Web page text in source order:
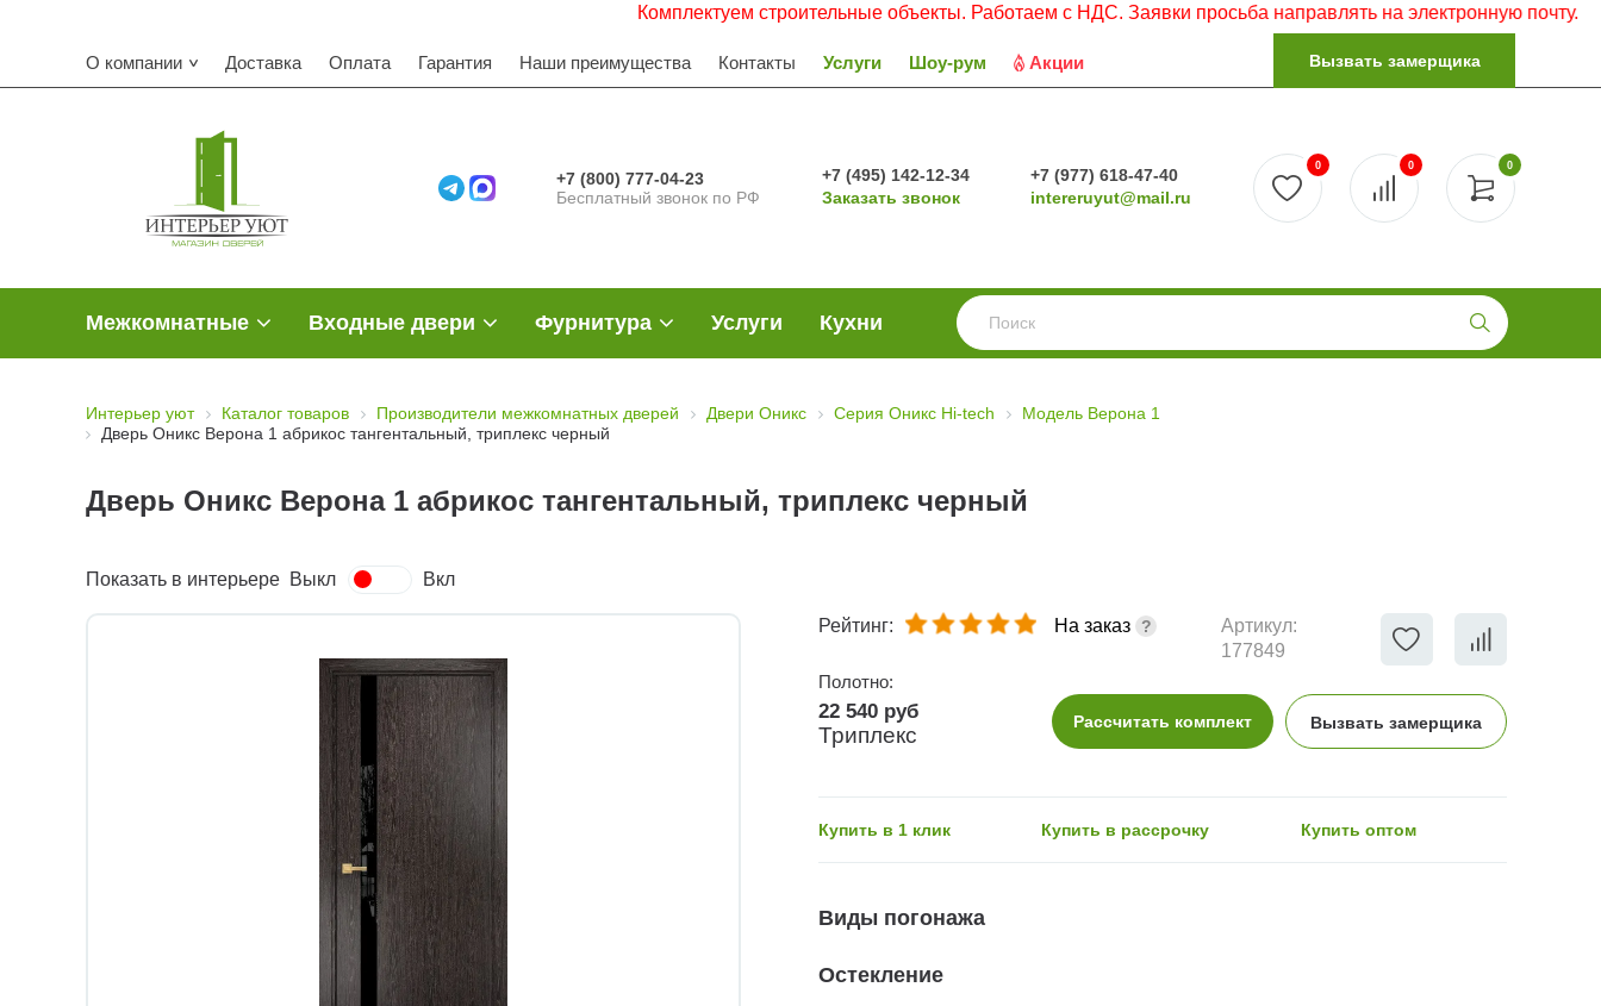
Комплектуем строительные объекты. Работаем с НДС. Заявки просьба направлять на электронную почту.
О компании Доставка Оплата Гарантия Наши преимущества Контакты Услуги Шоу-рум Акции Вызвать замерщика
+7 (800) 777-04-23
Бесплатный звонок по РФ
+7 (495) 142-12-34
Заказать звонок
+7 (977) 618-47-40
intereruyut@mail.ru
0
0 0
Межкомнатные Входные двери Фурнитура Услуги Кухни
Интерьер уют Каталог товаров Производители межкомнатных дверей Двери Оникс Серия Оникс Hi-tech
Модель Верона 1
Дверь Оникс Верона 1 абрикос тангентальный, триплекс черный
Дверь Оникс Верона 1 абрикос тангентальный, триплекс черный
Показать в интерьере Выкл Вкл
Рейтинг: На заказ
Артикул:
177849
Полотно:
22 540 руб
Триплекс
Рассчитать комплект Вызвать замерщика
Купить в 1 клик Купить в рассрочку Купить оптом
Виды погонажа
Остекление